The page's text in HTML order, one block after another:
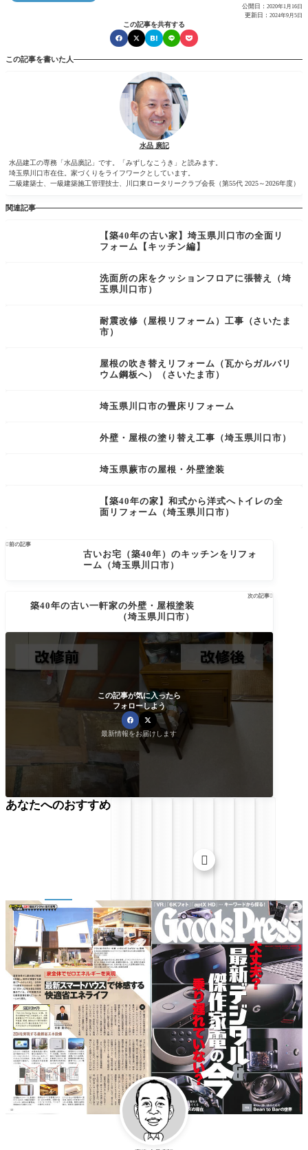
公開日： 2020年1月16日
更新日： 2024年9月5日
この記事を共有する
この記事を書いた人
水品 廣記
水品建工の専務「水品廣記」です。「みずしなこうき」と読みます。
埼玉県川口市在住。家づくりをライフワークとしています。
二級建築士、一級建築施工管理技士、川口東ロータリークラブ会長（第55代 2025～2026年度）
関連記事
【築40年の古い家】埼玉県川口市の全面リ
フォーム【キッチン編】
洗面所の床をクッションフロアに張替え（埼
玉県川口市）
耐震改修（屋根リフォーム）工事（さいたま
市）
屋根の吹き替えリフォーム（瓦からガルバリ
ウム鋼板へ）（さいたま市）
埼玉県川口市の畳床リフォーム
外壁・屋根の塗り替え工事（埼玉県川口市）
埼玉県蕨市の屋根・外壁塗装
【築40年の家】和式から洋式へトイレの全
面リフォーム（埼玉県川口市）
前の記事
古いお宅（築40年）のキッチンをリフォ
ーム（埼玉県川口市）
次の記事
築40年の古い一軒家の外壁・屋根塗装
（埼玉県川口市）
この記事が気に入ったら
フォローしよう
最新情報をお届けします
あなたへのおすすめ
